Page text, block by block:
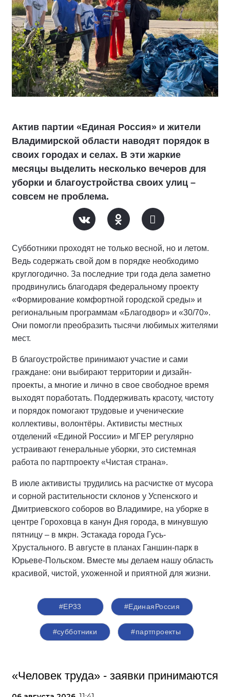
Актив партии «Единая Россия» и жители
Владимирской области наводят порядок в
своих городах и селах. В эти жаркие
месяцы выделить несколько вечеров для
уборки и благоустройства своих улиц –
совсем не проблема.
Субботники проходят не только весной, но и летом.
Ведь содержать свой дом в порядке необходимо
круглогодично. За последние три года дела заметно
продвинулись благодаря федеральному проекту
«Формирование комфортной городской среды» и
региональным программам «Благодвор» и «30/70».
Они помогли преобразить тысячи любимых жителями
мест.
В благоустройстве принимают участие и сами
граждане: они выбирают территории и дизайн-
проекты, а многие и лично в свое свободное время
выходят поработать. Поддерживать красоту, чистоту
и порядок помогают трудовые и ученические
коллективы, волонтёры. Активисты местных
отделений «Единой России» и МГЕР регулярно
устраивают генеральные уборки, это системная
работа по партпроекту «Чистая страна».
В июле активисты трудились на расчистке от мусора
и сорной растительности склонов у Успенского и
Дмитриевского соборов во Владимире, на уборке в
центре Гороховца в канун Дня города, в минувшую
пятницу – в мкрн. Эстакада города Гусь-
Хрустального. В августе в планах Ганшин-парк в
Юрьеве-Польском. Вместе мы делаем нашу область
красивой, чистой, ухоженной и приятной для жизни.
#ЕР33 #‎ЕдинаяРоссия
#субботники #партпроекты
«Человек труда» - заявки принимаются